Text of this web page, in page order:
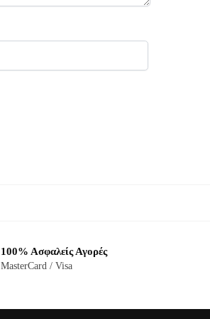
100% Ασφαλείς Αγορές
MasterCard / Visa